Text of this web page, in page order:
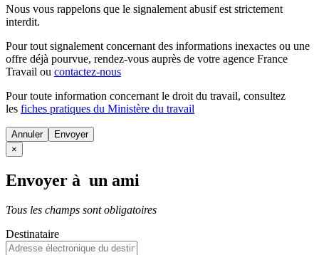
Nous vous rappelons que le signalement abusif est strictement
interdit.
Pour tout signalement concernant des informations inexactes ou une
offre déjà pourvue, rendez-vous auprès de votre agence France
Travail ou contactez-nous
Pour toute information concernant le droit du travail, consultez
les fiches pratiques du Ministère du travail
Annuler
×
Envoyer à un ami
Tous les champs sont obligatoires
Destinataire